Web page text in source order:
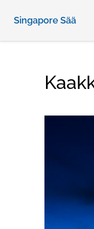
Singapore Sää